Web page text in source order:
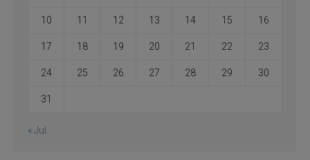
10 11 12 13 14 15 16
17 18 19 20 21 22 23
24 25 26 27 28 29 30
31
« Jul